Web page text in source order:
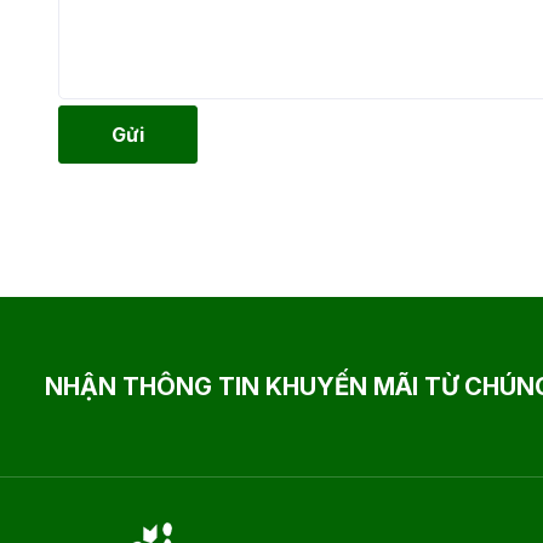
Gửi
NHẬN THÔNG TIN KHUYẾN MÃI TỪ